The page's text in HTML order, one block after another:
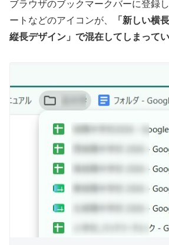
ブラウザのブックマークバーに登録
ートなどのアイコンが、
「新しい横
縦長デザイン」で混在してしまって